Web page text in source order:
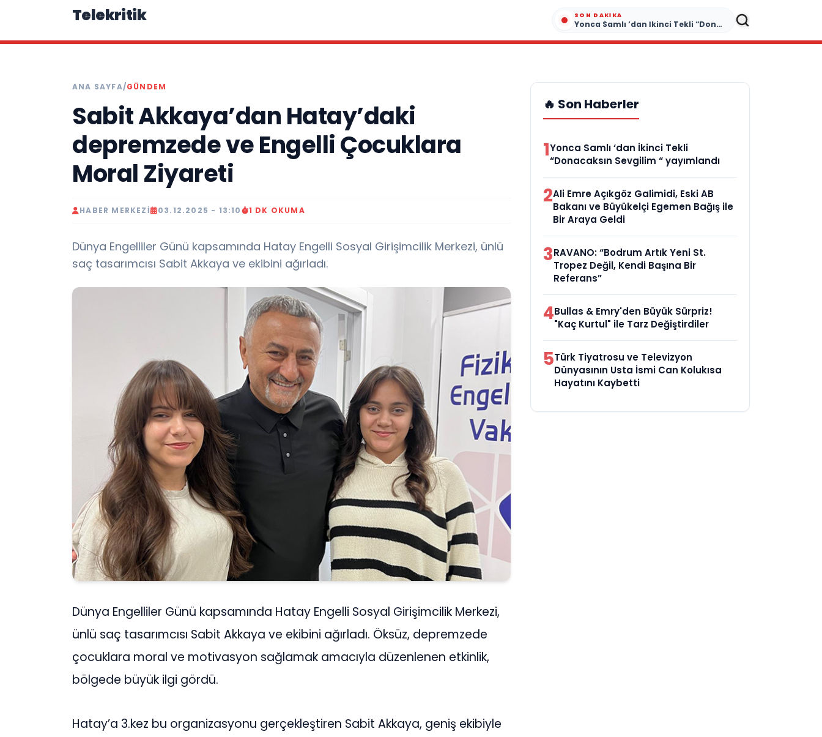
Telekritik SON DAKIKA
Yonca Samlı ‘dan İkinci Tekli “Donacaksın Sevgilim “ yayımlandı
ANA SAYFA/GÜNDEM
Sabit Akkaya’dan Hatay’daki
depremzede ve Engelli Çocuklara
Moral Ziyareti
HABER MERKEZI 03.12.2025 - 13:10 1 DK OKUMA
Dünya Engelliler Günü kapsamında Hatay Engelli Sosyal Girişimcilik Merkezi, ünlü
saç tasarımcısı Sabit Akkaya ve ekibini ağırladı.
Dünya Engelliler Günü kapsamında Hatay Engelli Sosyal Girişimcilik Merkezi,
ünlü saç tasarımcısı Sabit Akkaya ve ekibini ağırladı. Öksüz, depremzede
çocuklara moral ve motivasyon sağlamak amacıyla düzenlenen etkinlik,
bölgede büyük ilgi gördü.
Hatay’a 3.kez bu organizasyonu gerçekleştiren Sabit Akkaya, geniş ekibiyle
🔥 Son Haberler
1Yonca Samlı ‘dan İkinci Tekli
“Donacaksın Sevgilim “ yayımlandı
2Ali Emre Açıkgöz Galimidi, Eski AB
Bakanı ve Büyükelçi Egemen Bağış ile
Bir Araya Geldi
3RAVANO: “Bodrum Artık Yeni St.
Tropez Değil, Kendi Başına Bir
Referans”
4Bullas & Emry'den Büyük Sürpriz!
"Kaç Kurtul" ile Tarz Değiştirdiler
5Türk Tiyatrosu ve Televizyon
Dünyasının Usta İsmi Can Kolukısa
Hayatını Kaybetti